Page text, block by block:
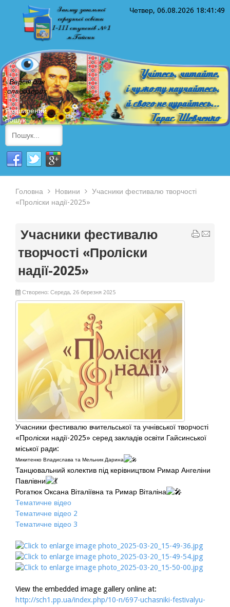
Четвер, 06.08.2026 18:41:49
Версія для
слабозорих
Розширений
пошук
Головна Новини
Учасники фестивалю творчості
«Проліски надії-2025»
Учасники фестивалю
творчості «Проліски
надії-2025»
Створено: Середа, 26 березня 2025
Учасники фестивалю вчительської та учнівської творчості
«Проліски надії-2025» серед закладів освіти Гайсинської
міської ради:
Микитенко Владислава та Мельник Дарина
Танцювальний колектив під керівництвом Римар Ангеліни
Павлівни
Рогатюк Оксана Віталіївна та Римар Віталіна
Тематичне відео
Тематичне відео 2
Тематичне відео 3
View the embedded image gallery online at:
http://sch1.pp.ua/index.php/10-n/697-uchasniki-festivalyu-